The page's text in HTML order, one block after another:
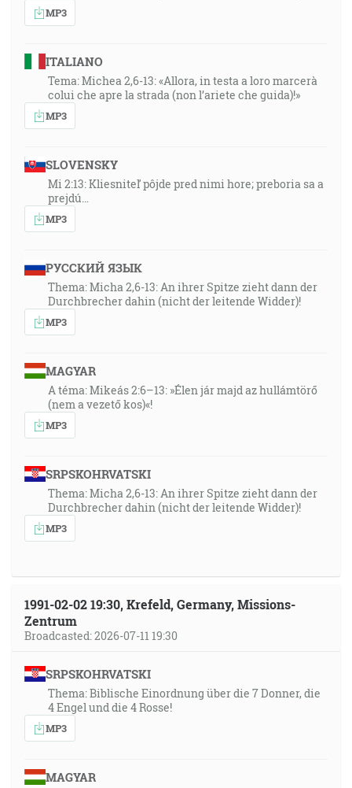
MP3
ITALIANO
Tema: Michea 2,6-13: «Allora, in testa a loro marcerà
colui che apre la strada (non l’ariete che guida)!»
MP3
SLOVENSKY
Mi 2:13: Kliesniteľ pôjde pred nimi hore; preboria sa a
prejdú…
MP3
РУССКИЙ ЯЗЫК
Thema: Micha 2,6-13: An ihrer Spitze zieht dann der
Durchbrecher dahin (nicht der leitende Widder)!
MP3
MAGYAR
A téma: Mikeás 2:6–13: »Élen jár majd az hullámtörő
(nem a vezető kos)«!
MP3
SRPSKOHRVATSKI
Thema: Micha 2,6-13: An ihrer Spitze zieht dann der
Durchbrecher dahin (nicht der leitende Widder)!
MP3
1991-02-02 19:30, Krefeld, Germany, Missions-
Zentrum
Broadcasted: 2026-07-11 19:30
SRPSKOHRVATSKI
Thema: Biblische Einordnung über die 7 Donner, die
4 Engel und die 4 Rosse!
MP3
MAGYAR